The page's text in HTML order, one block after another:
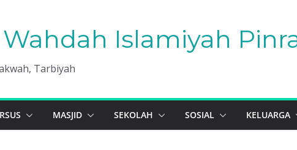
Islamiyah
Tarbiyah
MASJID SEKOLAH SOSIAL KELUARGA